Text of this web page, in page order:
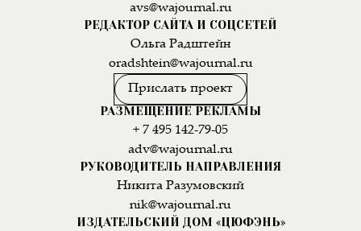
avs@wajournal.ru
РЕДАКТОР САЙТА И СОЦСЕТЕЙ
Ольга Радштейн
oradshtein@wajournal.ru
Прислать проект
РАЗМЕЩЕНИЕ РЕКЛАМЫ
+ 7 495 142-79-05
adv@wajournal.ru
РУКОВОДИТЕЛЬ НАПРАВЛЕНИЯ
Никита Разумовский
nik@wajournal.ru
ИЗДАТЕЛЬСКИЙ ДОМ «ЦЮФЭНЬ»